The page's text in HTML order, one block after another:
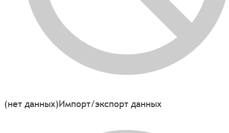
(нет данных)Импорт/экспорт данных